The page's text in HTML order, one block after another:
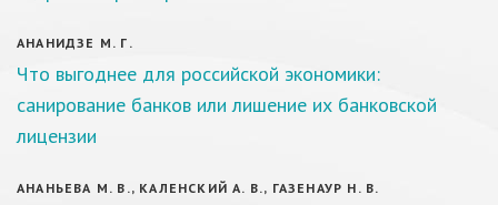
АНАНИДЗЕ М. Г.
Что выгоднее для российской экономики:
санирование банков или лишение их банковской
лицензии
АНАНЬЕВА М. В., КАЛЕНСКИЙ А. В., ГАЗЕНАУР Н. В.